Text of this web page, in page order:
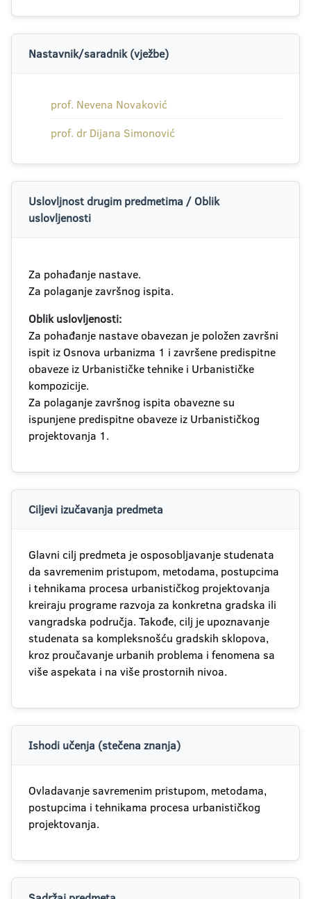
Nastavnik/saradnik (vježbe)
prof. Nevena Novaković
prof. dr Dijana Simonović
Uslovljnost drugim predmetima / Oblik
uslovljenosti
Za pohađanje nastave.
Za polaganje završnog ispita.
Oblik uslovljenosti:
Za pohađanje nastave obavezan je položen završni
ispit iz Osnova urbanizma 1 i završene predispitne
obaveze iz Urbanističke tehnike i Urbanističke
kompozicije.
Za polaganje završnog ispita obavezne su
ispunjene predispitne obaveze iz Urbanističkog
projektovanja 1.
Ciljevi izučavanja predmeta
Glavni cilj predmeta je osposobljavanje studenata
da savremenim pristupom, metodama, postupcima
i tehnikama procesa urbanističkog projektovanja
kreiraju programe razvoja za konkretna gradska ili
vangradska područja. Takođe, cilj je upoznavanje
studenata sa kompleksnošću gradskih sklopova,
kroz proučavanje urbanih problema i fenomena sa
više aspekata i na više prostornih nivoa.
Ishodi učenja (stečena znanja)
Ovladavanje savremenim pristupom, metodama,
postupcima i tehnikama procesa urbanističkog
projektovanja.